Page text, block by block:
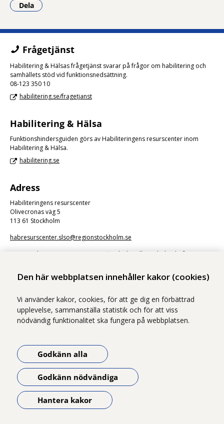
Den här webbplatsen innehåller kakor (cookies)
Vi använder kakor, cookies, för att ge dig en förbättrad
upplevelse, sammanställa statistik och för att viss
nödvändig funktionalitet ska fungera på webbplatsen.
Godkänn alla
Godkänn nödvändiga
Hantera kakor
Dela
- Klicka för att öppna delningsalternativ.
Frågetjänst
Habilitering & Hälsas frågetjänst svarar på frågor om habilitering och
samhällets stöd vid funktionsnedsättning.
08-123 350 10
habilitering.se/fragetjanst
Habilitering & Hälsa
Funktionshindersguiden görs av Habiliteringens resurscenter inom
Habilitering & Hälsa.
habilitering.se
Adress
Habiliteringens resurscenter
Olivecronas väg 5
113 61 Stockholm
habresurscenter.slso@regionstockholm.se
Kommunikation via e-post är en offentlig handling. Skicka därför inte
Samtliga bilder på webbplatsen är tagna av fotograf Yanan Li om inget
annat namn anges.
Om webbplatsen
Tillgänglighetsredogörelse